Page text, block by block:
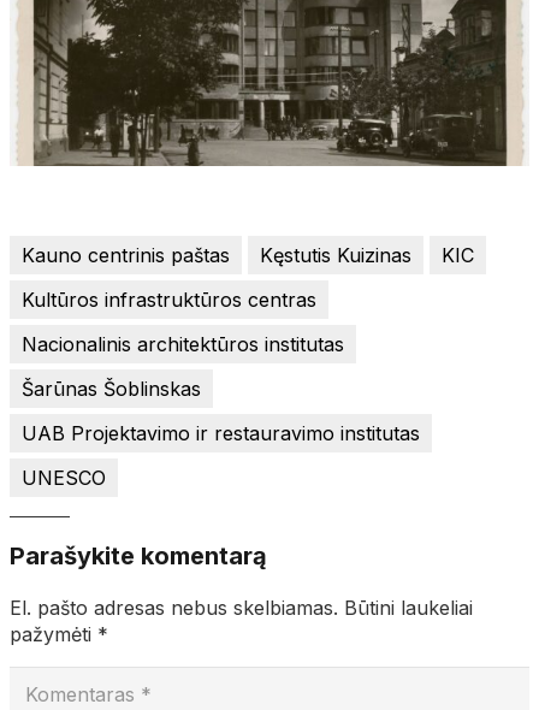
Kauno centrinis paštas Kęstutis Kuizinas
KIC
Kultūros infrastruktūros centras
Nacionalinis architektūros institutas
Šarūnas Šoblinskas
UAB Projektavimo ir restauravimo institutas
UNESCO
Parašykite komentarą
El. pašto adresas nebus skelbiamas. Būtini laukeliai
pažymėti *